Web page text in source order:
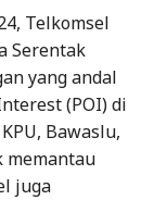
Telkomsel
Serentak
yang andal
(POI) di
Bawaslu,
memantau
juga